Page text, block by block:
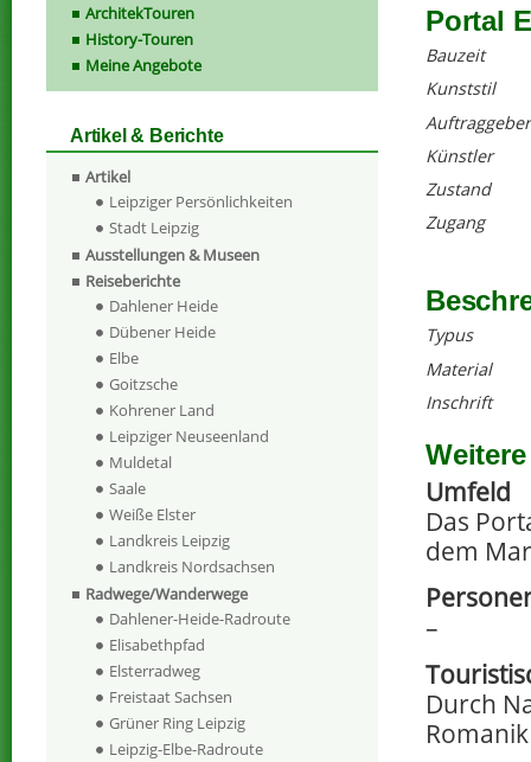
Portal
Bauzeit
Kunststil
Auftraggeber
Künstler
Zustand
Zugang
Typus
Material
Inschrift
Umfeld
Das
dem
–
Durch
ArchitekTouren
History-Touren
Meine Angebote
Artikel & Berichte
Artikel
Leipziger Persönlichkeiten
Stadt Leipzig
Ausstellungen & Museen
Reiseberichte
Dahlener Heide
Dübener Heide
Elbe
Goitzsche
Kohrener Land
Leipziger Neuseenland
Muldetal
Saale
Weiße Elster
Landkreis Leipzig
Landkreis Nordsachsen
Radwege/Wanderwege
Dahlener-Heide-Radroute
Elisabethpfad
Elsterradweg
Freistaat Sachsen
Grüner Ring Leipzig
Leipzig-Elbe-Radroute